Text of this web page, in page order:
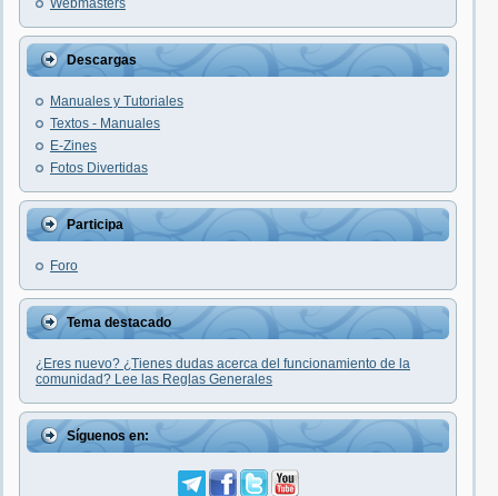
Webmasters
Descargas
Manuales y Tutoriales
Textos - Manuales
E-Zines
Fotos Divertidas
Participa
Foro
Tema destacado
¿Eres nuevo? ¿Tienes dudas acerca del funcionamiento de la
comunidad? Lee las Reglas Generales
Síguenos en: